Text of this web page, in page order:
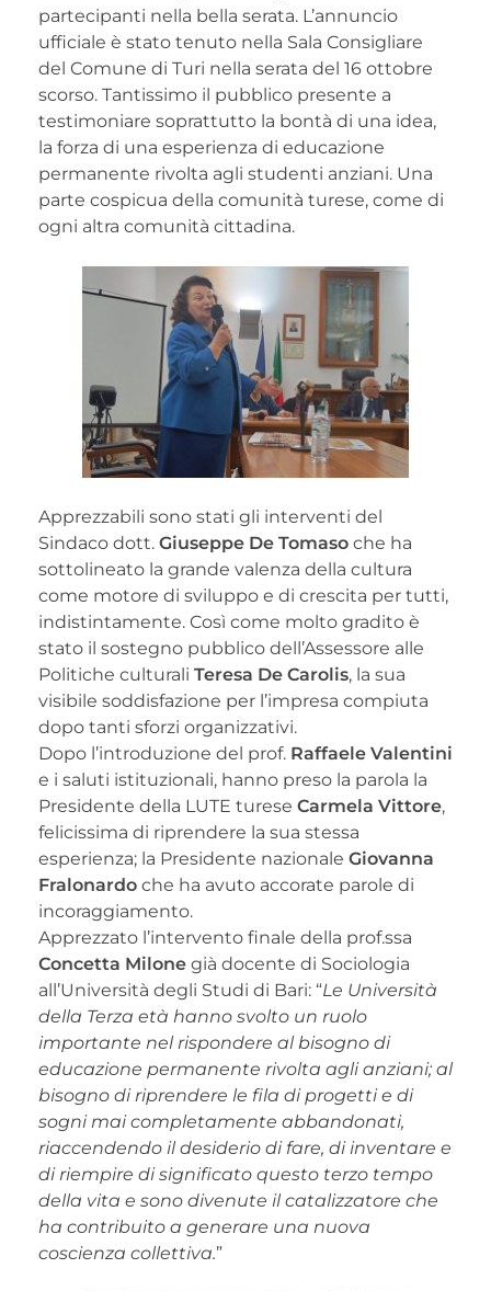
partecipanti nella bella serata. L’annuncio
ufficiale è stato tenuto nella Sala Consigliare
del Comune di Turi nella serata del 16 ottobre
scorso. Tantissimo il pubblico presente a
testimoniare soprattutto la bontà di una idea,
la forza di una esperienza di educazione
permanente rivolta agli studenti anziani. Una
parte cospicua della comunità turese, come di
ogni altra comunità cittadina.
Apprezzabili sono stati gli interventi del
Sindaco dott. Giuseppe De Tomaso che ha
sottolineato la grande valenza della cultura
come motore di sviluppo e di crescita per tutti,
indistintamente. Così come molto gradito è
stato il sostegno pubblico dell’Assessore alle
Politiche culturali Teresa De Carolis, la sua
visibile soddisfazione per l’impresa compiuta
dopo tanti sforzi organizzativi.
Dopo l’introduzione del prof. Raffaele Valentini
e i saluti istituzionali, hanno preso la parola la
Presidente della LUTE turese Carmela Vittore,
felicissima di riprendere la sua stessa
esperienza; la Presidente nazionale Giovanna
Fralonardo che ha avuto accorate parole di
incoraggiamento.
Apprezzato l’intervento finale della prof.ssa
Concetta Milone già docente di Sociologia
all’Università degli Studi di Bari: “Le Università
della Terza età hanno svolto un ruolo
importante nel rispondere al bisogno di
educazione permanente rivolta agli anziani; al
bisogno di riprendere le fila di progetti e di
sogni mai completamente abbandonati,
riaccendendo il desiderio di fare, di inventare e
di riempire di significato questo terzo tempo
della vita e sono divenute il catalizzatore che
ha contribuito a generare una nuova
coscienza collettiva.”